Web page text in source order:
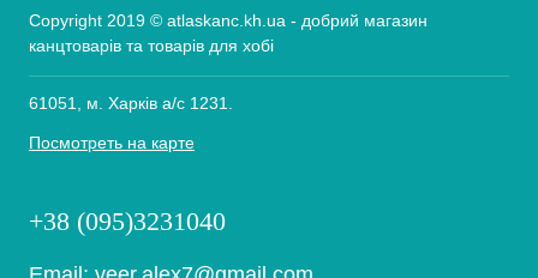
Copyright 2019 © atlaskanc.kh.ua - добрий магазин
канцтоварів та товарів для хобі
61051, м. Харків а/с 1231.
Посмотреть на карте
+38 (095)3231040